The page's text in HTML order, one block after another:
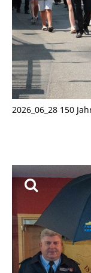
2026_06_28 150